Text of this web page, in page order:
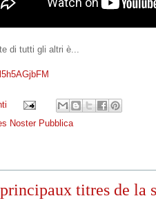
di tutti gli altri è...
Noster Pubblica
titres de la